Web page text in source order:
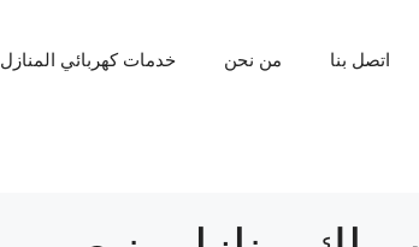
اتصل بنا من نحن خدمات كهربائي المنازل